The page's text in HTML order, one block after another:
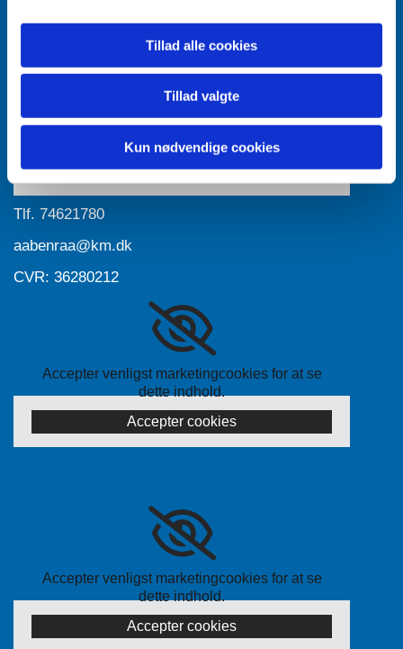
Tillad alle cookies
Tillad valgte
Kun nødvendige cookies
Accepter venligst marketingcookies for at se
dette indhold.
Accepter cookies
Tlf. 74621780
aabenraa@km.dk
CVR: 36280212
Accepter venligst marketingcookies for at se
dette indhold.
Accepter cookies
Accepter venligst marketingcookies for at se
dette indhold.
Accepter cookies